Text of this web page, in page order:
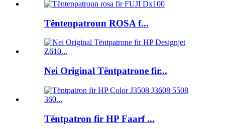
Tëntenpatroun ROSA f...
Nei Original Tëntpatrone fir...
Tëntpatron fir HP Faarf ...